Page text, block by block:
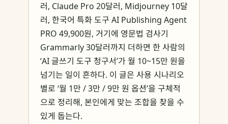
러, Claude Pro 20달러, Midjourney 10달
러, 한국어 특화 도구 AI Publishing Agent
PRO 49,900원, 거기에 영문법 검사기
Grammarly 30달러까지 더하면 한 사람의
‘AI 글쓰기 도구 청구서’가 월 10~15만 원을
넘기는 일이 흔하다. 이 글은 사용 시나리오
별로 ‘월 1만 / 3만 / 9만 원 옵션’을 구체적
으로 정리해, 본인에게 맞는 조합을 찾을 수
있게 돕는다.